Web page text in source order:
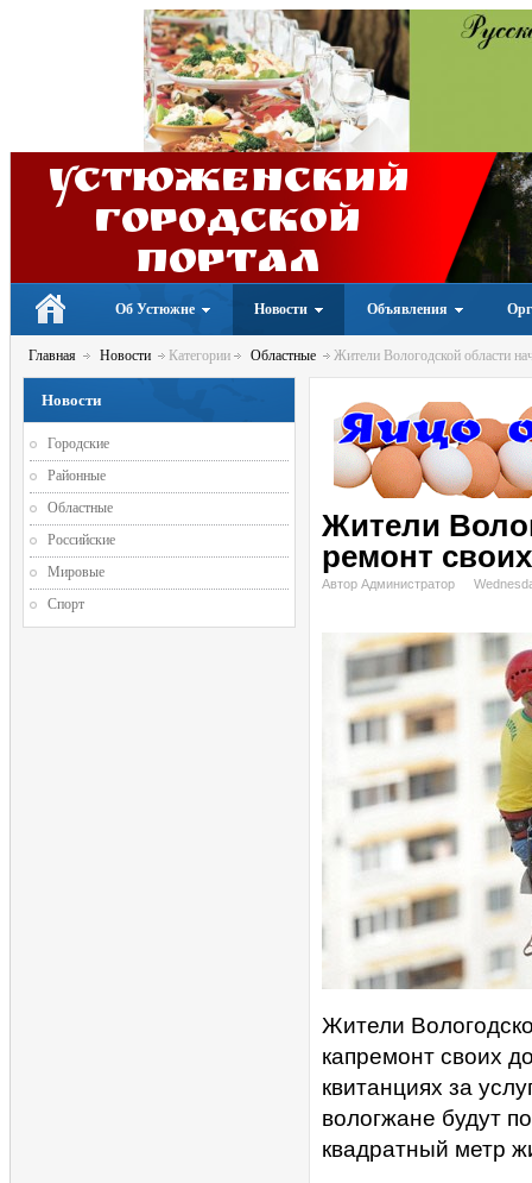
Устюженский
Городской
портал
Об Устюжне Новости Объявления
Главная Новости Категории Областные Жители Вологодской области
Жители
ремонт
Автор Администратор
Жители
капремонт своих
квитанциях за
вологжане будут
квадратный метр
Новости
Городские
Районные
Областные
Российские
Мировые
Спорт